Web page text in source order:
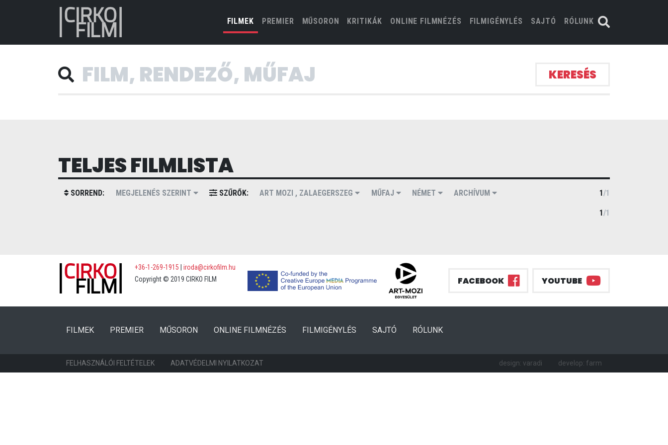
FILMEK(CURRENT)
PREMIER MŰSORON KRITIKÁK ONLINE FILMNÉZÉS FILMIGÉNYLÉS SAJTÓ RÓLUNK
KERESÉS
TELJES FILMLISTA
SORREND: MEGJELENÉS SZERINT SZŰRŐK: ART MOZI , ZALAEGERSZEG MŰFAJ NÉMET ARCHÍVUM 1/1
1/1
+36-1-269-1915
iroda@cirkofilm.hu
Copyright © 2019 CIRKO FILM
FACEBOOK YOUTUBE
FILMEK(CURRENT)
PREMIER (CURRENT)
MŰSORON ONLINE FILMNÉZÉS FILMIGÉNYLÉS SAJTÓ RÓLUNK
FELHASZNÁLÓI FELTÉTELEK ADATVÉDELMI NYILATKOZAT design: varadi develop: farm